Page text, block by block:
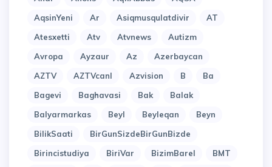
AqsinYeni
Ar Asiqmusqulatdivir
AT
Atesxetti
Atv Atvnews
Autizm
Avropa
Ayzaur Az
Azerbaycan
AZTV
AZTVcanl Azvision B
Ba
Bagevi
Baghavasi Bak
Balak
Balyarmarkas
Beyl Beyleqan
Beyn
BilikSaati
BirGunSizdeBirGunBizde
Birincistudiya
BiriVar BizimBarel
BMT